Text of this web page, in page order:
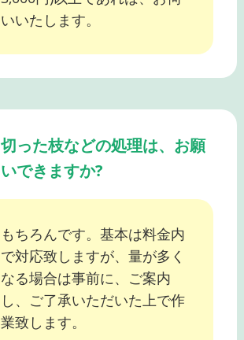
いいたします。
切った枝などの処理は、お願
いできますか?
もちろんです。基本は料金内
で対応致しますが、量が多く
なる場合は事前に、ご案内
し、ご了承いただいた上で作
業致します。